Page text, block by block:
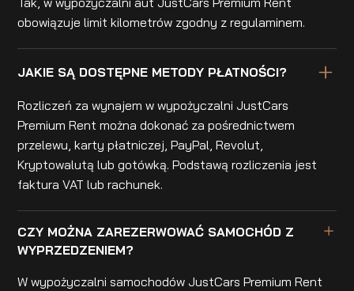
obowiązuje limit kilometrów zgodny z regulaminem.
JAKIE SĄ DOSTĘPNE METODY PŁATNOŚCI?
Rozliczeń za wynajem w wypożyczalni JustCars
Premium Rent można dokonać za pośrednictwem
przelewu, karty płatniczej, PayPal, Revolut,
Kryptowalutą lub gotówką. Podstawą rozliczenia jest
faktura VAT lub rachunek.
CZY MOŻNA ZAREZERWOWAĆ SAMOCHÓD Z
WYPRZEDZENIEM?
W wypożyczalni samochodów JustCars Premium Rent